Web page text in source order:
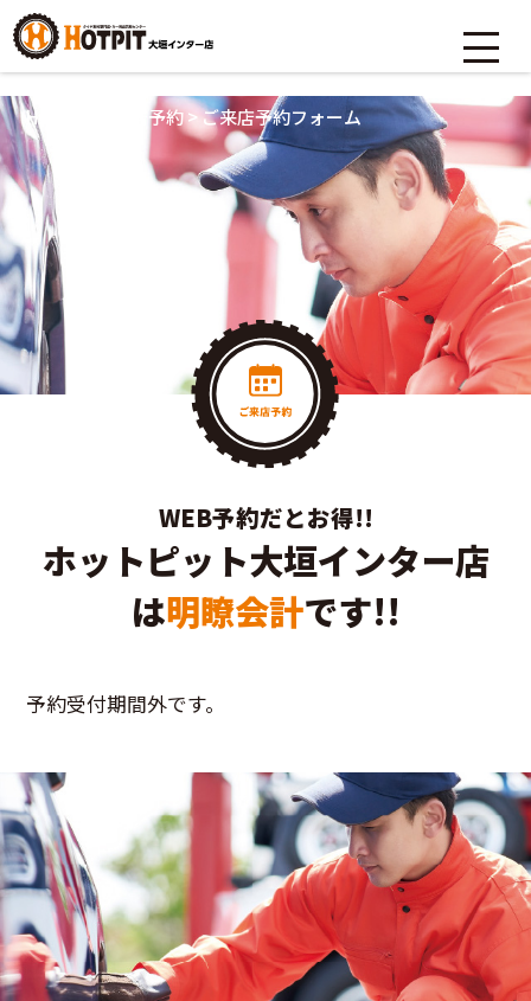
HOME ご来店予約>ご来店予約フォーム
WEB予約だとお得!!
ホットピット大垣インター店
は明瞭会計です!!
予約受付期間外です。